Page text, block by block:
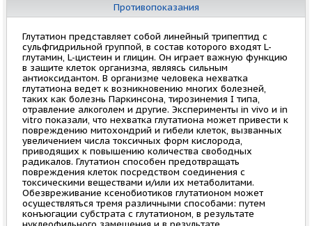
Противопоказания
Глутатион представляет собой линейный трипептид с
сульфгидрильной группой, в состав которого входят L-
глутамин, L-цистеин и глицин. Он играет важную функцию
в защите клеток организма, являясь сильным
антиоксидантом. В организме человека нехватка
глутатиона ведет к возникновению многих болезней,
таких как болезнь Паркинсона, тирозинемия I типа,
отравление алкоголем и другие. Эксперименты in vivo и in
vitro показали, что нехватка глутатиона может привести к
повреждению митохондрий и гибели клеток, вызванных
увеличением числа токсичных форм кислорода,
приводящих к повышению количества свободных
радикалов. Глутатион способен предотвращать
повреждения клеток посредством соединения с
токсическими веществами и/или их метаболитами.
Обезвреживание ксенобиотиков глутатионом может
осуществляться тремя различными способами: путем
конъюгации субстрата с глутатионом, в результате